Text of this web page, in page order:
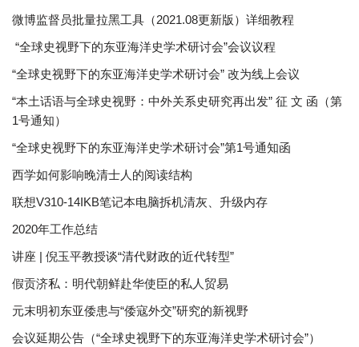
微博监督员批量拉黑工具（2021.08更新版）详细教程
“全球史视野下的东亚海洋史学术研讨会”会议议程
“全球史视野下的东亚海洋史学术研讨会” 改为线上会议
“本土话语与全球史视野：中外关系史研究再出发” 征 文 函（第
1号通知）
“全球史视野下的东亚海洋史学术研讨会”第1号通知函
西学如何影响晚清士人的阅读结构
联想V310-14IKB笔记本电脑拆机清灰、升级内存
2020年工作总结
讲座 | 倪玉平教授谈“清代财政的近代转型”
假贡济私：明代朝鲜赴华使臣的私人贸易
元末明初东亚倭患与“倭寇外交”研究的新视野
会议延期公告（“全球史视野下的东亚海洋史学术研讨会”）